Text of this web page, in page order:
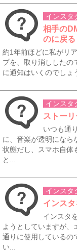
インスタ
相手の
のに戻る
約1年前ほどに私がリ
プを、取り消ししたの
に通知はいくのでしょ
インスタ
ストー
いつも通
に、音楽が透明になら
状態だし、スマホ自体
と...
インスタ
インス
インスタ
ようとしていますが、
通りに使用しているの
い...